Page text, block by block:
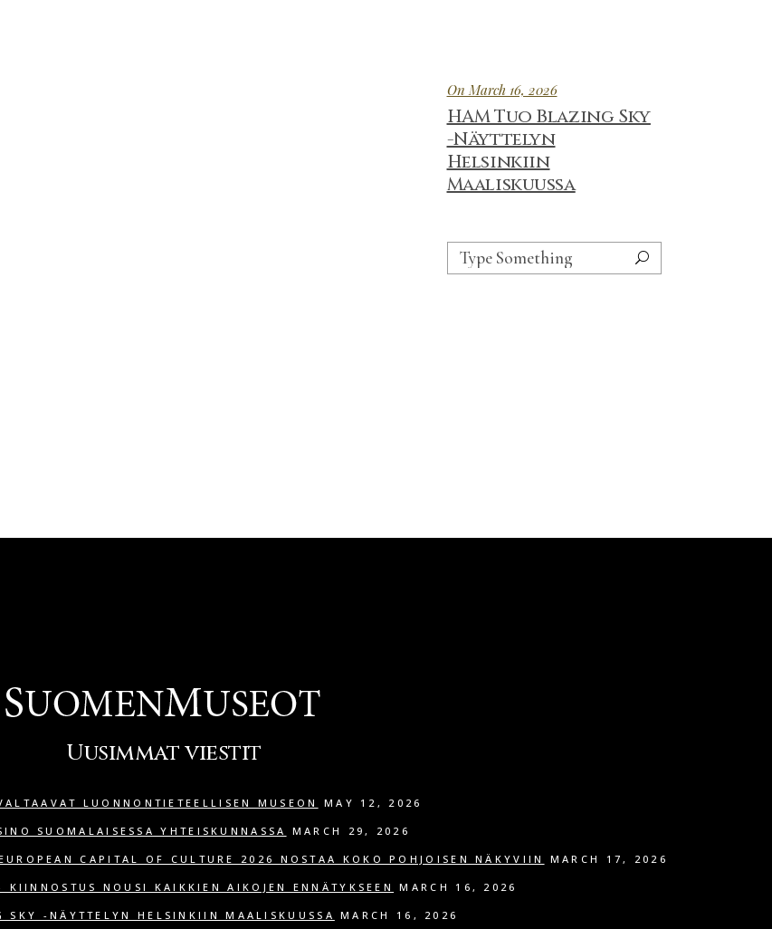
On March 16, 2026
HAM Tuo Blazing Sky
-Näyttelyn
Helsinkiin
Maaliskuussa
Search
for:
Uusimmat viestit
LUONNONTIETEELLISEN MUSEON MAY 12, 2026
SUOMALAISESSA YHTEISKUNNASSA MARCH 29, 2026
CAPITAL OF CULTURE 2026 NOSTAA KOKO POHJOISEN NÄKYVIIN MARCH 17, 2026
NOUSI KAIKKIEN AIKOJEN ENNÄTYKSEEN MARCH 16, 2026
SKY -NÄYTTELYN HELSINKIIN MAALISKUUSSA MARCH 16, 2026